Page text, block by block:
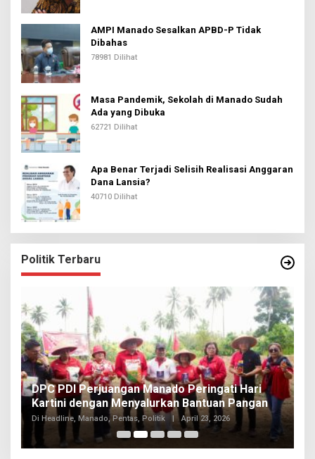
AMPI Manado Sesalkan APBD-P Tidak
Dibahas
78981 Dilihat
Masa Pandemik, Sekolah di Manado Sudah
Ada yang Dibuka
62721 Dilihat
Apa Benar Terjadi Selisih Realisasi Anggaran
Dana Lansia?
40710 Dilihat
Politik Terbaru
DPC PDI Perjuangan Manado Peringati Hari
Kartini dengan Menyalurkan Bantuan Pangan
Di Headline, Manado, Pentas, Politik April 23, 2026